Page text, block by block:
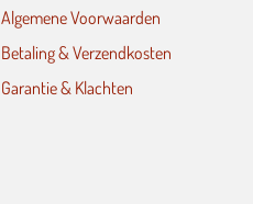
Algemene Voorwaarden
Betaling & Verzendkosten
Garantie & Klachten